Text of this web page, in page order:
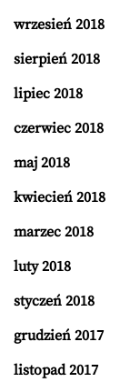
wrzesień 2018
sierpień 2018
lipiec 2018
czerwiec 2018
maj 2018
kwiecień 2018
marzec 2018
luty 2018
styczeń 2018
grudzień 2017
listopad 2017